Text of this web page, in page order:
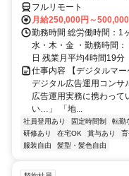
フルリモート
月給250,000円～
勤務時間 総労働時間：1
水・木・金 ・勤務時間
日 残業月平均4時間19分
仕事内容 【デジタルマ
デジタル広告運用コンサ
広告運用実務に携わって
い…」 「地...
社員登用あり 固定時間制 転勤
研修あり
在宅OK 賞与あり 育
服装自由
髪型・髪色自由